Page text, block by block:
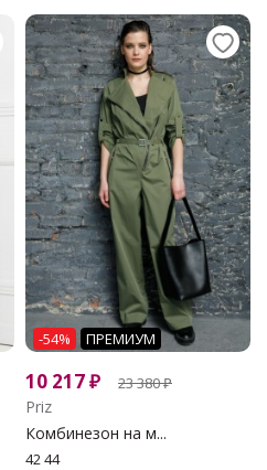
-54% ПРЕМИУМ
10 217₽ 23 380₽
Priz
Комбинезон на м...
42 44